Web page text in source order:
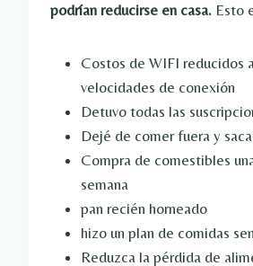
podrían reducirse en casa. Esto
Costos de WIFI reducidos
velocidades de conexión
Detuvo todas las
Dejé de comer fuera y
Compra de comestibles
semana
pan recién horneado
hizo un plan de comidas
Reduzca la pérdida de